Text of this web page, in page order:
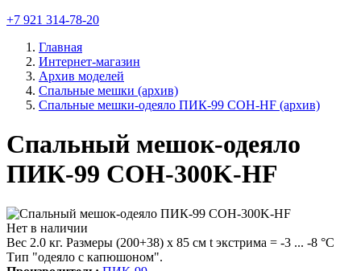
+7 921 314-78-20
Главная
Интернет-магазин
Архив моделей
Спальные мешки (архив)
Спальные мешки-одеяло ПИК-99 СОН-HF (архив)
Спальный мешок-одеяло
ПИК-99 СОН-300K-HF
Нет в наличии
Вес 2.0 кг. Размеры (200+38) х 85 см t экстрима = -3 ... -8 °С
Тип "одеяло с капюшоном".